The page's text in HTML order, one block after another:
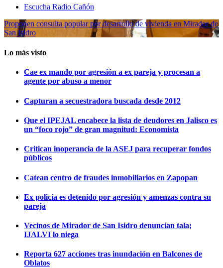
Escucha Radio Cañón
Proponen consulta popular por desarrollo de vivienda en Mirador de
San Isidro
Lo más visto
Cae ex mando por agresión a ex pareja y procesan a
agente por abuso a menor
Capturan a secuestradora buscada desde 2012
Que el IPEJAL encabece la lista de deudores en Jalisco es
un “foco rojo” de gran magnitud: Economista
Critican inoperancia de la ASEJ para recuperar fondos
públicos
Catean centro de fraudes inmobiliarios en Zapopan
Ex policía es detenido por agresión y amenzas contra su
pareja
Vecinos de Mirador de San Isidro denuncian tala;
IJALVI lo niega
Reporta 627 acciones tras inundación en Balcones de
Oblatos